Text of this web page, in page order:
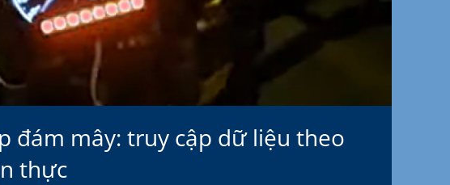
đám mây: truy cập dữ liệu theo
thực